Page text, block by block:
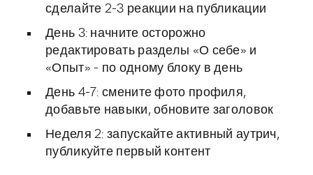
сделайте 2-3 реакции на публикации
День 3: начните осторожно
редактировать разделы «О себе» и
«Опыт» - по одному блоку в день
День 4-7: смените фото профиля,
добавьте навыки, обновите заголовок
Неделя 2: запускайте активный аутрич,
публикуйте первый контент